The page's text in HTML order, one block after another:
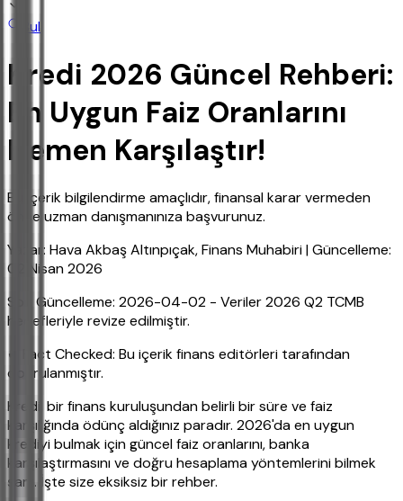
Bul
Kredi 2026 Güncel Rehberi:
En Uygun Faiz Oranlarını
Hemen Karşılaştır!
Bu içerik bilgilendirme amaçlıdır, finansal karar vermeden
önce uzman danışmanınıza başvurunuz.
Yazar: Hava Akbaş Altınpıçak, Finans Muhabiri | Güncelleme:
02 Nisan 2026
Son Güncelleme: 2026-04-02 - Veriler 2026 Q2 TCMB
hedefleriyle revize edilmiştir.
✔ Fact Checked: Bu içerik finans editörleri tarafından
doğrulanmıştır.
Kredi, bir finans kuruluşundan belirli bir süre ve faiz
karşılığında ödünç aldığınız paradır. 2026'da en uygun
krediyi bulmak için güncel faiz oranlarını, banka
karşılaştırmasını ve doğru hesaplama yöntemlerini bilmek
şart. İşte size eksiksiz bir rehber.